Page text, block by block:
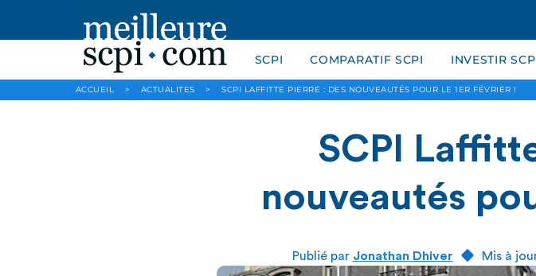
SCPI COMPARATIF SCPI INVESTIR
ACCUEIL > ACTUALITES > SCPI LAFFITTE PIERRE : DES NOUVEAUTÉS POUR LE 1ER FÉVRIER !
SCPI
nouveautés
Publié par Jonathan Dhiver Mis à